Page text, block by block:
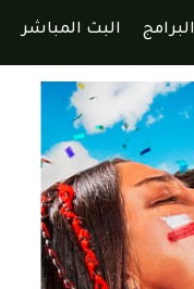
البرامج البث المباشر